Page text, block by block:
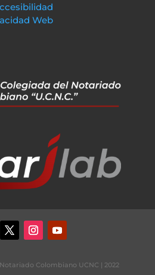
Web
Colombiano UCNC | 2022